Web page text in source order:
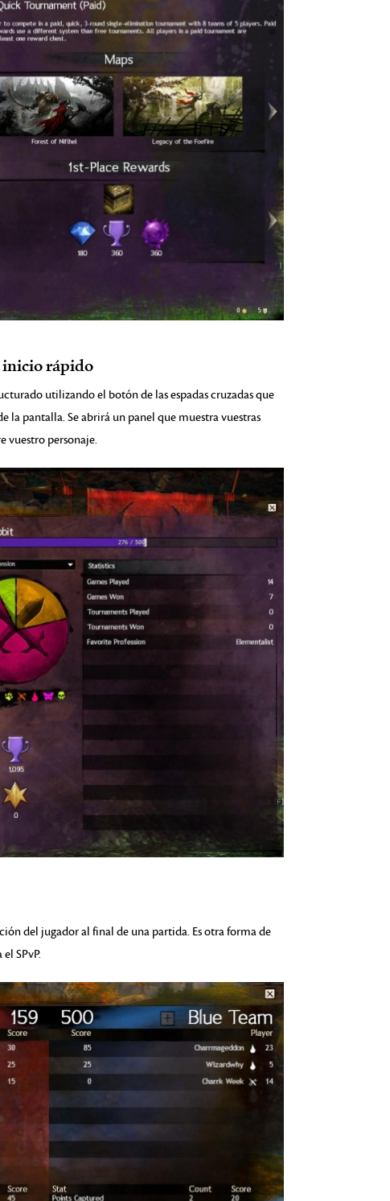
inicio rápido
utilizando el botón de las espadas cruzadas que
la pantalla. Se abrirá un panel que muestra vuestras
vuestro personaje.
del jugador al final de una partida. Es otra forma de
SPvP.